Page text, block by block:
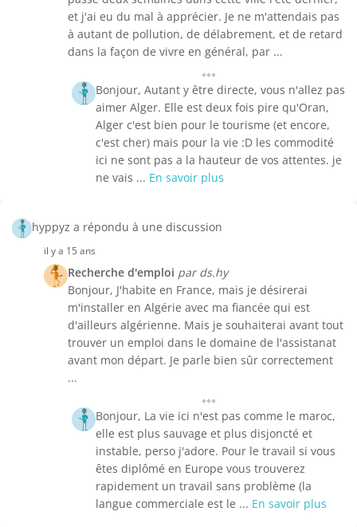
et j'ai eu du mal à apprécier. Je ne m'attendais pas
à autant de pollution, de délabrement, et de retard
dans la façon de vivre en général, par ...
Bonjour, Autant y être directe, vous n'allez pas
aimer Alger. Elle est deux fois pire qu'Oran,
Alger c'est bien pour le tourisme (et encore,
c'est cher) mais pour la vie :D les commodité
ici ne sont pas a la hauteur de vos attentes. je
ne vais ... En savoir plus
hyppyz a répondu à une discussion
il y a 15 ans
Recherche d'emploi par ds.hy
Bonjour, J'habite en France, mais je désirerai
m'installer en Algérie avec ma fiancée qui est
d'ailleurs algérienne. Mais je souhaiterai avant tout
trouver un emploi dans le domaine de l'assistanat
avant mon départ. Je parle bien sûr correctement
...
Bonjour, La vie ici n'est pas comme le maroc,
elle est plus sauvage et plus disjoncté et
instable, perso j'adore. Pour le travail si vous
êtes diplômé en Europe vous trouverez
rapidement un travail sans problème (la
langue commerciale est le ... En savoir plus